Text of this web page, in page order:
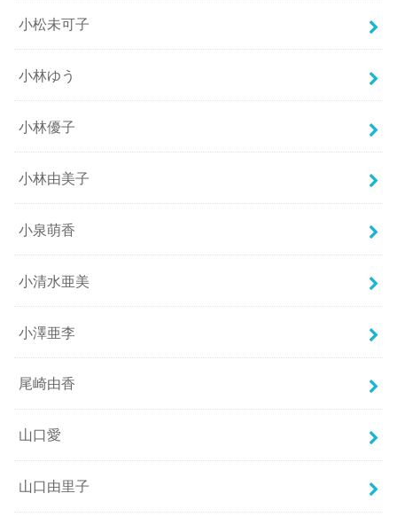
小松未可子
小林ゆう
小林優子
小林由美子
小泉萌香
小清水亜美
小澤亜李
尾崎由香
山口愛
山口由里子